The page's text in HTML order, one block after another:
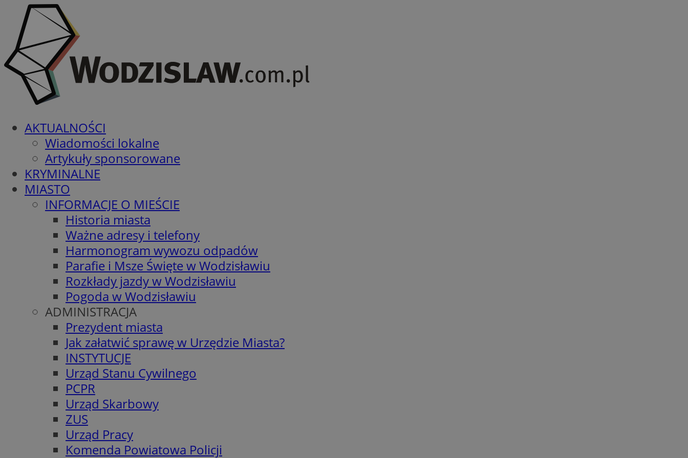
AKTUALNOŚCI
Wiadomości lokalne
Artykuły sponsorowane
KRYMINALNE
MIASTO
INFORMACJE O MIEŚCIE
Historia miasta
Ważne adresy i telefony
Harmonogram wywozu odpadów
Parafie i Msze Święte w Wodzisławiu
Rozkłady jazdy w Wodzisławiu
Pogoda w Wodzisławiu
ADMINISTRACJA
Prezydent miasta
Jak załatwić sprawę w Urzędzie Miasta?
INSTYTUCJE
Urząd Stanu Cywilnego
PCPR
Urząd Skarbowy
ZUS
Urząd Pracy
Komenda Powiatowa Policji